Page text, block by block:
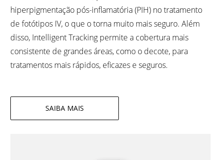
hiperpigmentação pós-inflamatória (PIH) no tratamento
de fotótipos IV, o que o torna muito mais seguro. Além
disso, Intelligent Tracking permite a cobertura mais
consistente de grandes áreas, como o decote, para
tratamentos mais rápidos, eficazes e seguros.
SAIBA MAIS